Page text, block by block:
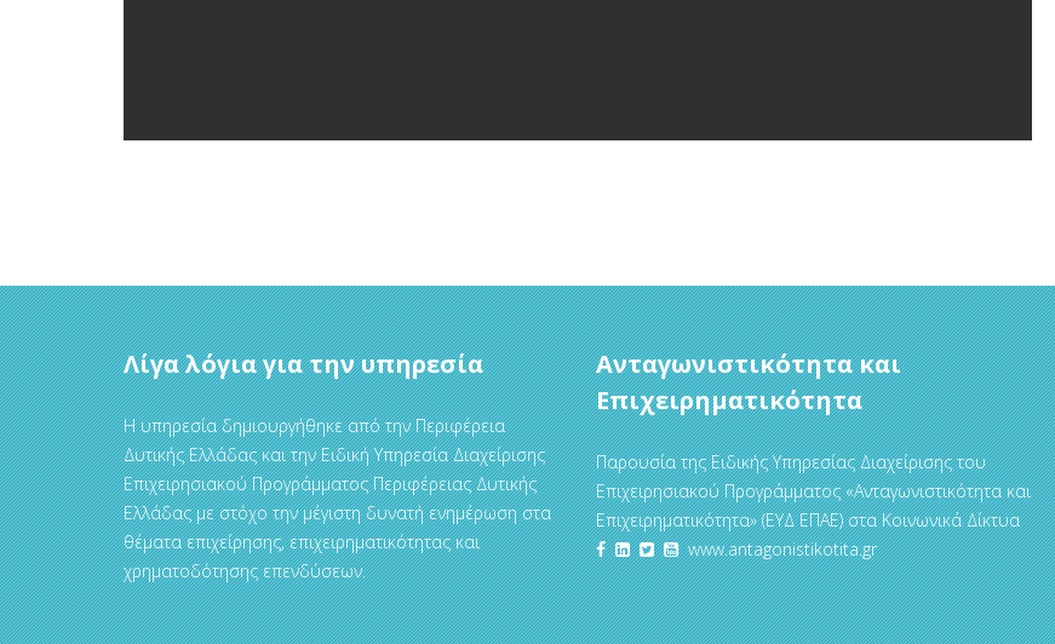
Λίγα λόγια για την υπηρεσία
Η υπηρεσία δημιουργήθηκε από την Περιφέρεια
Δυτικής Ελλάδας και την Ειδική Υπηρεσία Διαχείρισης
Επιχειρησιακού Προγράμματος Περιφέρειας Δυτικής
Ελλάδας με στόχο την μέγιστη δυνατή ενημέρωση στα
θέματα επιχείρησης, επιχειρηματικότητας και
χρηματοδότησης επενδύσεων.
Ανταγωνιστικότητα και
Επιχειρηματικότητα
Παρουσία της Ειδικής Υπηρεσίας Διαχείρισης του
Επιχειρησιακού Προγράμματος «Ανταγωνιστικότητα και
Επιχειρηματικότητα» (ΕΥΔ ΕΠΑΕ) στα Κοινωνικά Δίκτυα
www.antagonistikotita.gr